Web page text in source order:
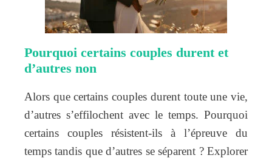
Pourquoi certains couples durent et
d’autres non
Alors que certains couples durent toute une vie,
d’autres s’effilochent avec le temps. Pourquoi
certains couples résistent-ils à l’épreuve du
temps tandis que d’autres se séparent ? Explorer